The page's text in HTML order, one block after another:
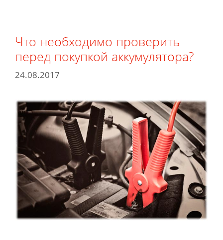
Что необходимо проверить
перед покупкой аккумулятора?
24.08.2017